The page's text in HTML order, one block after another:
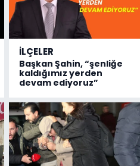
İLÇELER
Başkan Şahin, “şenliğe
kaldığımız yerden
devam ediyoruz”